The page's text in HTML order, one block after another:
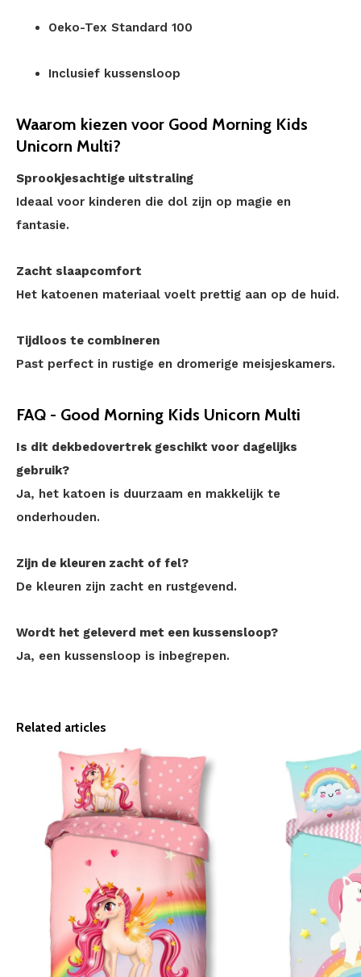
Oeko-Tex Standard 100
Inclusief kussensloop
Waarom kiezen voor Good Morning Kids
Unicorn Multi?
Sprookjesachtige uitstraling
Ideaal voor kinderen die dol zijn op magie en
fantasie.
Zacht slaapcomfort
Het katoenen materiaal voelt prettig aan op de huid.
Tijdloos te combineren
Past perfect in rustige en dromerige meisjeskamers.
FAQ - Good Morning Kids Unicorn Multi
Is dit dekbedovertrek geschikt voor dagelijks
gebruik?
Ja, het katoen is duurzaam en makkelijk te
onderhouden.
Zijn de kleuren zacht of fel?
De kleuren zijn zacht en rustgevend.
Wordt het geleverd met een kussensloop?
Ja, een kussensloop is inbegrepen.
Related articles